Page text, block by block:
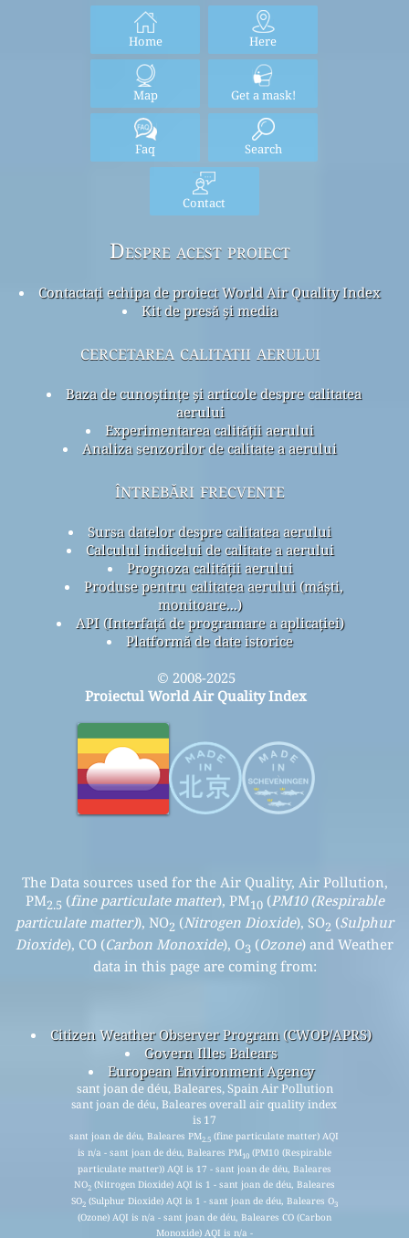
Home Here
Map Get a mask!
Faq Search
Contact
Despre acest proiect
Contactați echipa de proiect World Air Quality Index
Kit de presă și media
cercetarea calitatii aerului
Baza de cunoștințe și articole despre calitatea
aerului
Experimentarea calității aerului
Analiza senzorilor de calitate a aerului
întrebări frecvente
Sursa datelor despre calitatea aerului
Calculul indicelui de calitate a aerului
Prognoza calității aerului
Produse pentru calitatea aerului (măști,
monitoare...)
API (Interfață de programare a aplicației)
Platformă de date istorice
© 2008-2025
Proiectul World Air Quality Index
The Data sources used for the Air Quality, Air Pollution,
PM2.5 (fine particulate matter), PM10(PM10 (Respirable
particulate matter)), NO2 (Nitrogen Dioxide), SO2 (Sulphur
Dioxide), CO (Carbon Monoxide), O3 (Ozone) and Weather
data in this page are coming from:
Citizen Weather Observer Program (CWOP/APRS)
Govern Illes Balears
European Environment Agency
sant joan de déu, Baleares, Spain Air Pollution
sant joan de déu, Baleares overall air quality index
is 17
sant joan de déu, Baleares PM2.5 (fine particulate matter) AQI
is n/a - sant joan de déu, Baleares PM10(PM10 (Respirable
particulate matter)) AQI is 17 - sant joan de déu, Baleares
NO2(Nitrogen Dioxide) AQI is 1 - sant joan de déu, Baleares
SO2(Sulphur Dioxide) AQI is 1 - sant joan de déu, Baleares O3
(Ozone) AQI is n/a - sant joan de déu, Baleares CO (Carbon
Monoxide) AQI is n/a -